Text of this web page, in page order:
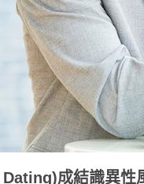
成結識異性